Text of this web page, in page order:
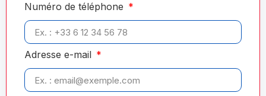
Numéro de téléphone
Adresse e-mail